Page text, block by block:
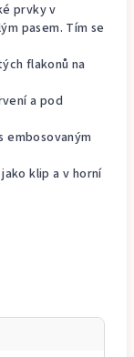
prvky v
pasem. Tím se
flakonů na
a pod
klip a v horní